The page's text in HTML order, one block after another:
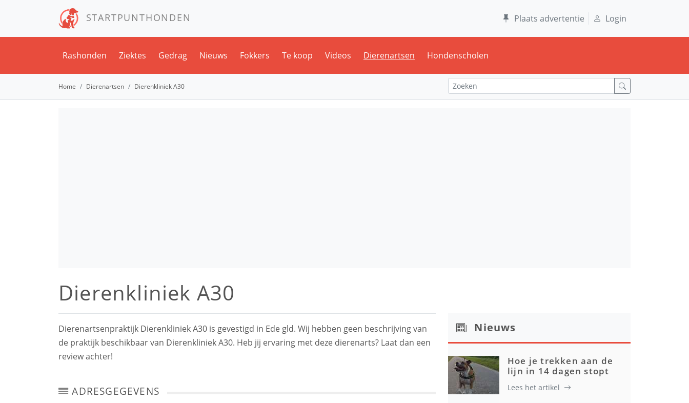
STARTPUNTHONDEN Plaats advertentie Login
Rashonden Ziektes Gedrag Nieuws Fokkers Te koop Videos Dierenartsen Hondenscholen
Home Dierenartsen Dierenkliniek A30
Dierenkliniek A30
Dierenartsenpraktijk Dierenkliniek A30 is gevestigd in Ede gld. Wij hebben geen beschrijving van
de praktijk beschikbaar van Dierenkliniek A30. Heb jij ervaring met deze dierenarts? Laat dan een
review achter!
ADRESGEGEVENS
Nieuws
Hoe je trekken aan de
lijn in 14 dagen stopt
Lees het artikel